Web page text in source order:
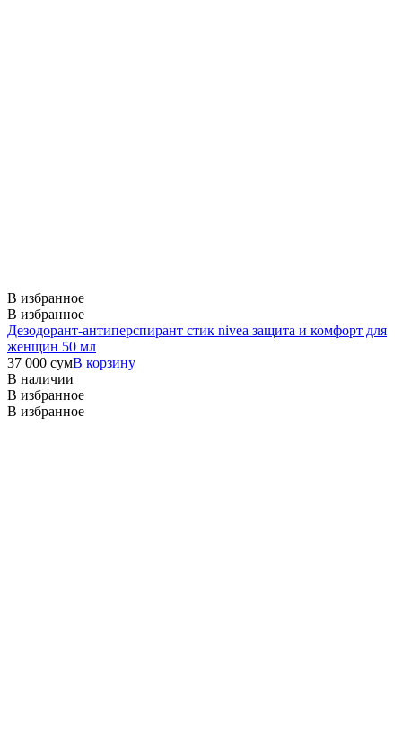
В избранное
В избранное
Дезодорант-антиперспирант стик nivea защита и комфорт для
женщин 50 мл
37 000 сумВ корзину
В наличии
В избранное
В избранное